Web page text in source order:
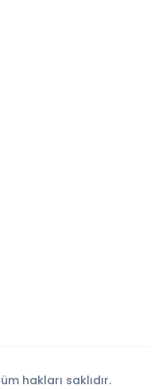
hakları saklıdır.